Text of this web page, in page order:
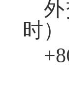
时